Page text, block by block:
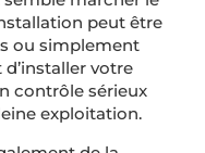
peut être
ou simplement
votre
contrôle sérieux
exploitation.